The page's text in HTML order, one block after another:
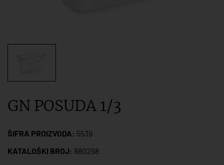
GN POSUDA 1/3
ŠIFRA PROIZVODA: 5539
KATALOŠKI BROJ: 880258